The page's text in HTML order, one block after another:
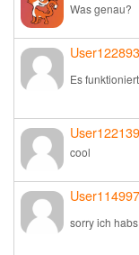
Was genau?
Es
cool
sorry ich